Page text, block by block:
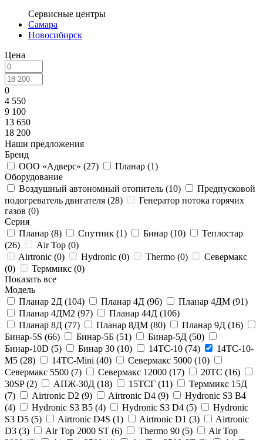
Сервисные центры
Самара
Новосибирск
Цена
0
4 550
9 100
13 650
18 200
Наши предложения
Бренд
ООО «Адверс» (27) Планар (1)
Оборудование
Воздушный автономный отопитель (10)
Предпусковой
подогреватель двигателя (28)
Генератор потока горячих
газов (0)
Серия
Планар (8) Спутник (1) Бинар (10)
Теплостар
(26) Air Top (0)
Airtronic (0) Hydronic (0) Thermo (0)
Севермакс
(0) Терммикс (0)
Показать все
Модель
Планар 2Д (104) Планар 4Д (96) Планар 4ДМ (91)
Планар 4ДМ2 (97) Планар 44Д (106)
Планар 8Д (77) Планар 8ДМ (80) Планар 9Д (16)
Бинар-5S (66) Бинар-5Б (51) Бинар-5Д (50)
Бинар-10D (5) Бинар 30 (10) 14ТС-10 (74)
14ТС-10-
М5 (28) 14ТС-Mini (40) Севермакс 5000 (10)
Севермакс 5500 (7) Севермакс 12000 (17) 20ТС (16)
30SP (2) АПЖ-30Д (18) 15ТСГ (11)
Терммикс 15Д
(7) Airtronic D2 (9) Airtronic D4 (9)
Hydronic S3 B4
(4) Hydronic S3 B5 (4) Hydronic S3 D4 (5)
Hydronic
S3 D5 (5) Airtronic D4S (1) Airtronic D1 (3)
Airtronic
D3 (3) Air Top 2000 ST (6) Thermo 90 (5)
Air Top